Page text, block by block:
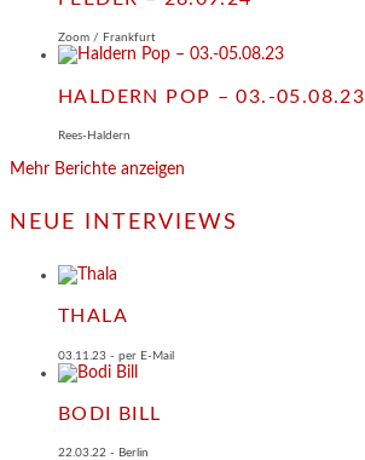
Zoom / Frankfurt
HALDERN POP – 03.-05.08.23
Rees-Haldern
Mehr Berichte anzeigen
NEUE INTERVIEWS
THALA
03.11.23 - per E-Mail
BODI BILL
22.03.22 - Berlin